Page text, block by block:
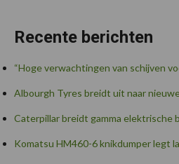
Recente berichten
“Hoge verwachtingen van schijven
Albourgh Tyres breidt uit naar
Caterpillar breidt gamma elektrische
Komatsu HM460-6 knikdumper legt